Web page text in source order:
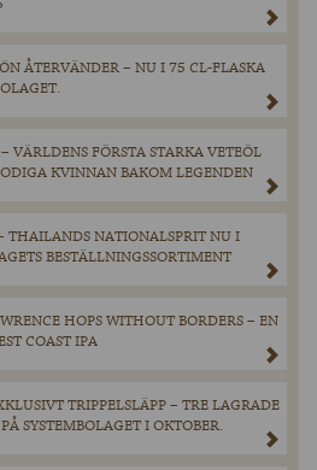
ÅTERVÄNDER – NU I 75 CL-FLASKA
VÄRLDENS FÖRSTA STARKA VETEÖL
KVINNAN BAKOM LEGENDEN
THAILANDS NATIONALSPRIT NU I
BESTÄLLNINGSSORTIMENT
HOPS WITHOUT BORDERS – EN
COAST IPA
TRIPPELSLÄPP – TRE LAGRADE
SYSTEMBOLAGET I OKTOBER.